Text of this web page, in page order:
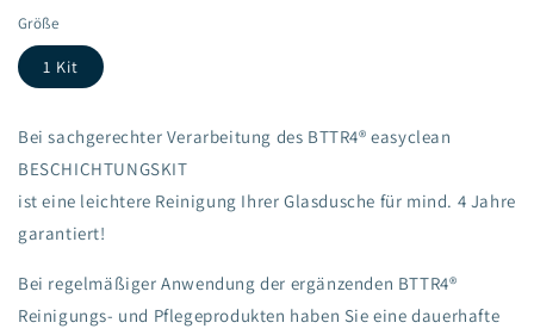
Größe
1 Kit
Bei sachgerechter Verarbeitung des BTTR4® easyclean
BESCHICHTUNGSKIT
ist eine leichtere Reinigung Ihrer Glasdusche für mind. 4 Jahre
garantiert!
Bei regelmäßiger Anwendung der ergänzenden BTTR4®
Reinigungs- und Pflegeprodukten haben Sie eine dauerhafte